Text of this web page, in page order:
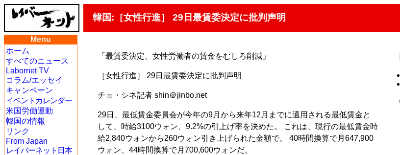
韓国:［女性行進］ 29日最賃委決定に批判声明
Menu
ホーム
すべてのニュース
Labornet TV
コラム/エッセイ
キャンペーン
イベントカレンダー
米国労働運動
韓国の情報
リンク
From Japan
レイバーネット日本
「最賃委決定、女性労働者の賃金をむしろ削減」
［女性行進］ 29日最賃委決定に批判声明
チョ・シネ記者 shin＠jinbo.net
29日、最低賃金委員会が今年の9月から来年12月までに適用される最低賃金と
して、時給3100ウォン、9.2%の引上げ率を決めた。 これは、現行の最低賃金時
給2,840ウォンから260ウォン引き上げられた金額で、 40時間換算で月647,900
ウォン、44時間換算で月700,600ウォンだ。